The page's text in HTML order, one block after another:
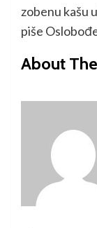
zobenu kašu
piše
About